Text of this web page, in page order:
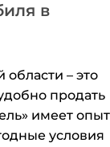
в
– это
продать
имеет опыт
условия